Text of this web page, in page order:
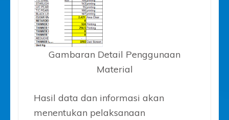
Gambaran Detail Penggunaan
Material
Hasil data dan informasi akan
menentukan pelaksanaan